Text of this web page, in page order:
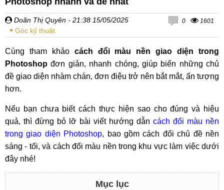
Doãn Thị Quyên - 21:38 15/05/2025
Góc kỹ thuật
0 1601
Cùng tham khảo cách đổi màu nền giao diện trong
Photoshop đơn giản, nhanh chóng, giúp biến những chủ
đề giao diện nhàm chán, đơn điệu trở nên bắt mắt, ấn tượng
hơn.
Nếu bạn chưa biết cách thực hiện sao cho đúng và hiệu
quả, thì đừng bỏ lỡ bài viết hướng dẫn cách đổi màu nền
trong giao diện Photoshop, bao gồm cách đổi chủ đề nền
sáng - tối, và cách đổi màu nền trong khu vực làm việc dưới
đây nhé!
Mục lục